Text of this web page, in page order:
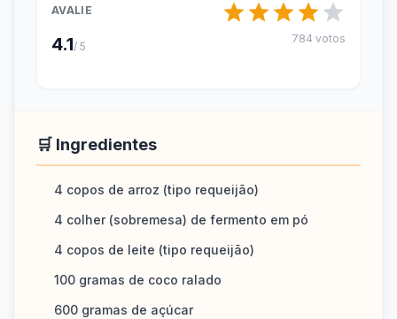
AVALIE
4.1/ 5
784 votos
🛒 Ingredientes
4 copos de arroz (tipo requeijão)
4 colher (sobremesa) de fermento em pó
4 copos de leite (tipo requeijão)
100 gramas de coco ralado
600 gramas de açúcar